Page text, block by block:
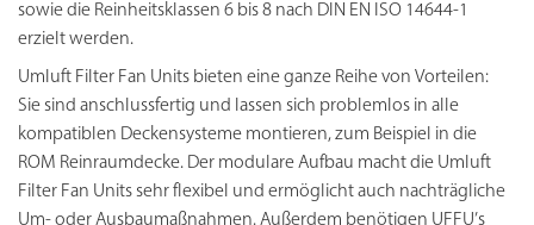
sowie die Reinheitsklassen 6 bis 8 nach DIN EN ISO 14644-1
erzielt werden.
Umluft Filter Fan Units bieten eine ganze Reihe von Vorteilen:
Sie sind anschlussfertig und lassen sich problemlos in alle
kompatiblen Deckensysteme montieren, zum Beispiel in die
ROM Reinraumdecke. Der modulare Aufbau macht die Umluft
Filter Fan Units sehr flexibel und ermöglicht auch nachträgliche
Um- oder Ausbaumaßnahmen. Außerdem benötigen UFFU’s